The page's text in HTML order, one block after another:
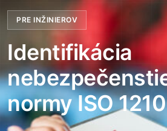
PRE INŽINIEROV
Identifikácia
normy ISO